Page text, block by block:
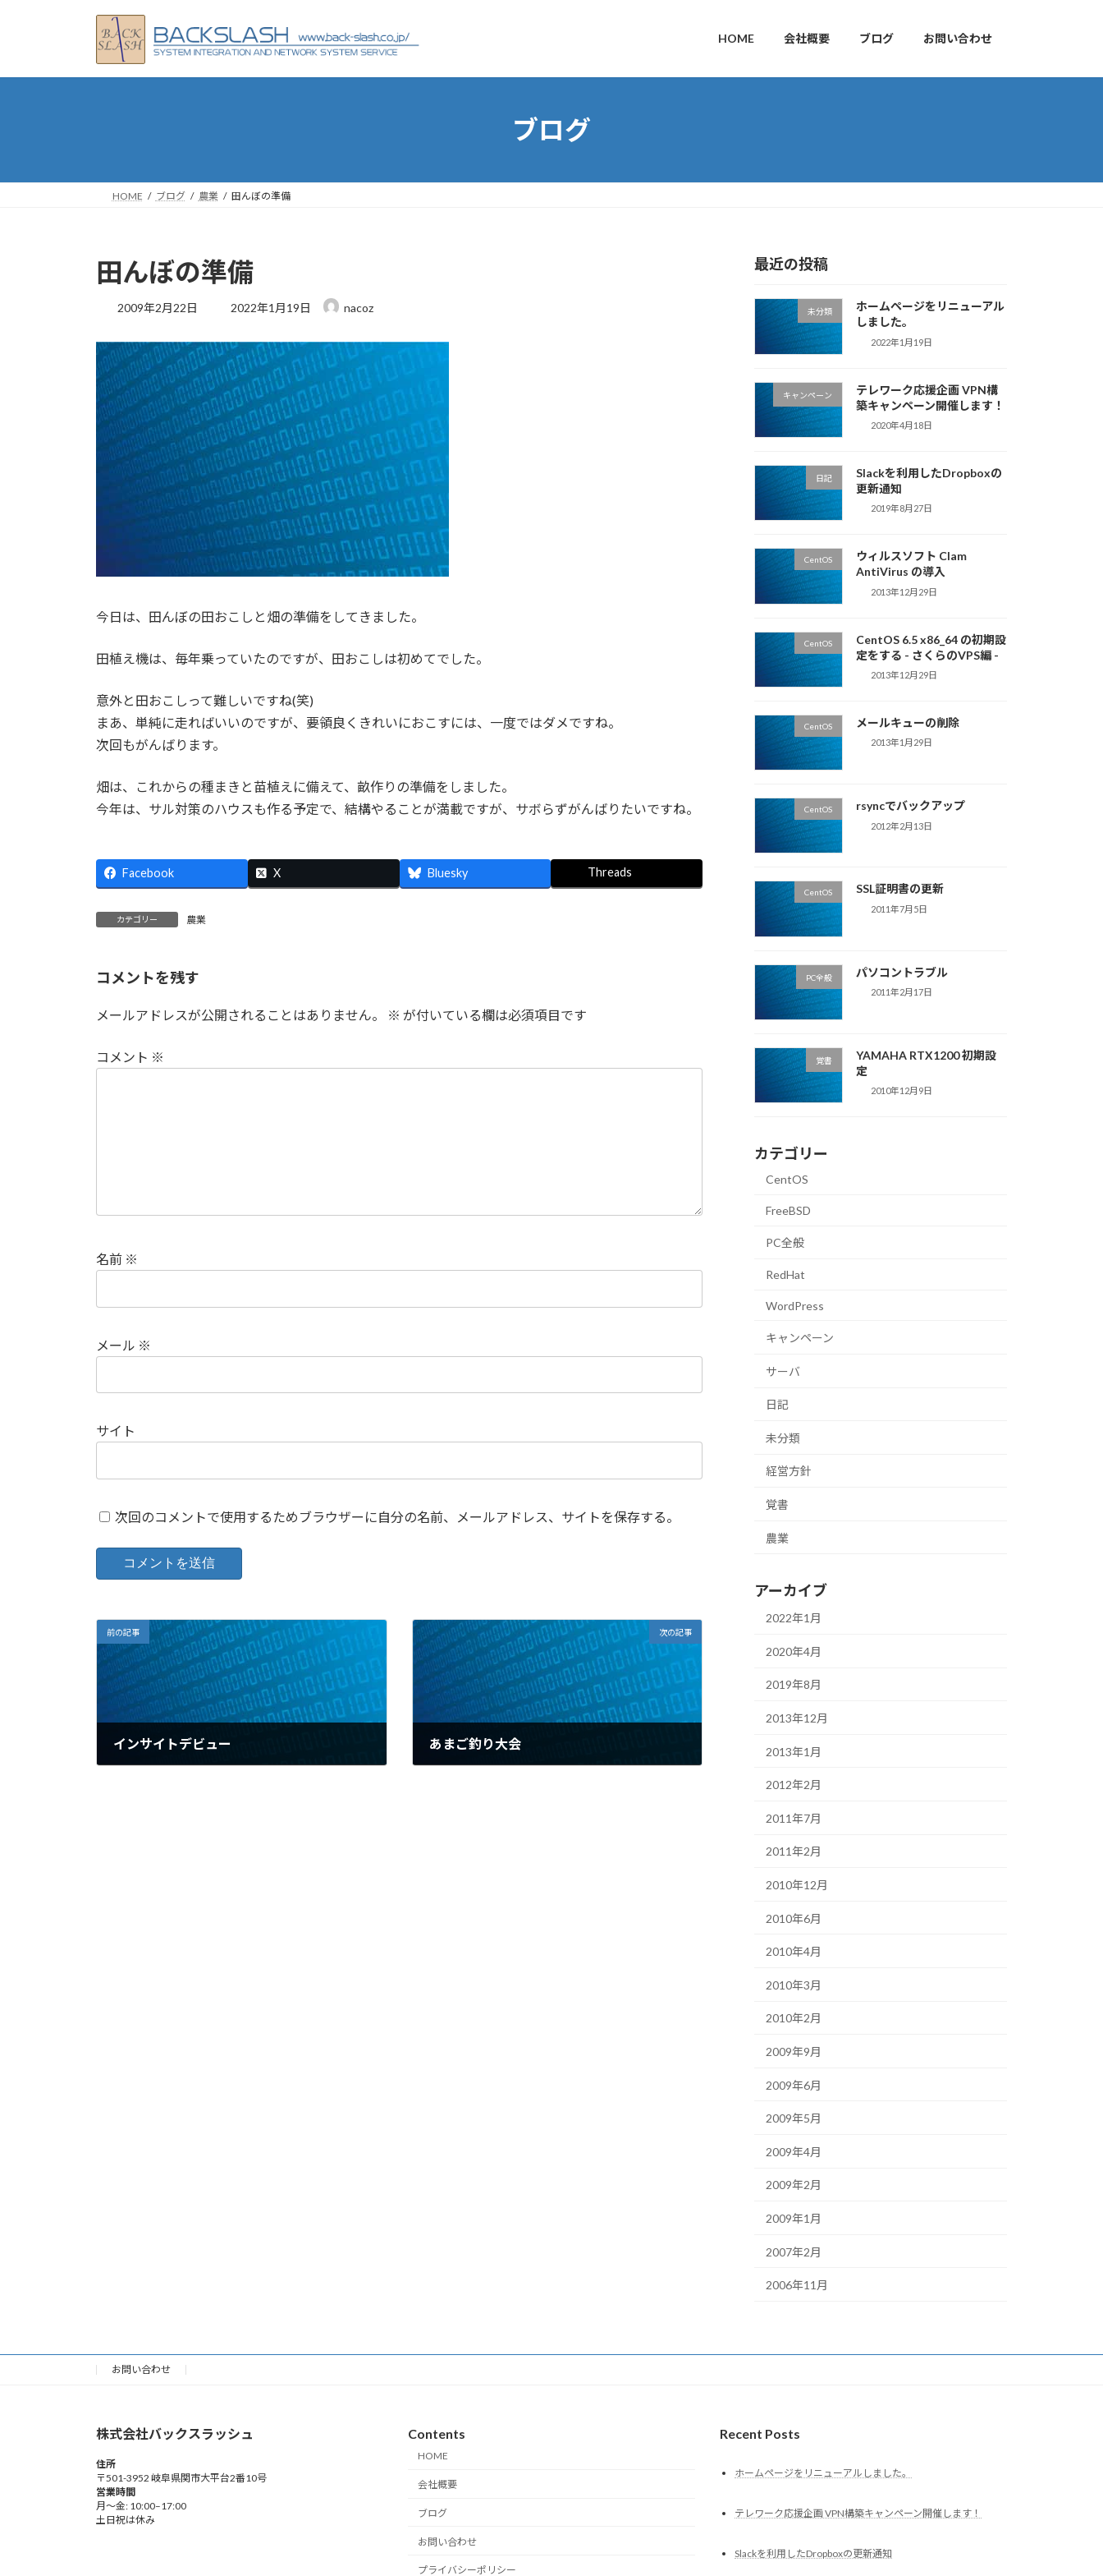
プ
動
HOME 会社概要 ブログ お問い合わせ
ブログ
HOME ブログ 農業 田んぼの準備
田んぼの準備
2009年2月22日
最
新
日
時
:
2022年1月19日 nacoz
今日は、田んぼの田おこしと畑の準備をしてきました。
田植え機は、毎年乗っていたのですが、田おこしは初めてでした。
意外と田おこしって難しいですね(笑)
まあ、単純に走ればいいのですが、要領良くきれいにおこすには、一度ではダメですね。
次回もがんばります。
畑は、これからの種まきと苗植えに備えて、畝作りの準備をしました。
今年は、サル対策のハウスも作る予定で、結構やることが満載ですが、サボらずがんばりたいですね。
Facebook X Bluesky Threads
カテゴリー 農業
コメントを残す
メールアドレスが公開されることはありません。 ※ が付いている欄は必須項目です
コメント ※
名前 ※
メール ※
サイト
次回のコメントで使用するためブラウザーに自分の名前、メールアドレス、サイトを保存する。
前の記事
インサイトデビュー
次の記事
あまご釣り大会
最近の投稿
未分類
ホームページをリニューアル
しました。
2022年1月19日
キャンペーン
テレワーク応援企画 VPN構
築キャンペーン開催します！
2020年4月18日
日記
Slackを利用したDropboxの
更新通知
2019年8月27日
CentOS
ウィルスソフト Clam
AntiVirus の導入
2013年12月29日
CentOS
CentOS 6.5 x86_64 の初期設
定をする - さくらのVPS編 -
2013年12月29日
CentOS メールキューの削除
2013年1月29日
CentOS rsyncでバックアップ
2012年2月13日
CentOS SSL証明書の更新
2011年7月5日
PC全般 パソコントラブル
2011年2月17日
覚書
YAMAHA RTX1200 初期設
定
2010年12月9日
カテゴリー
CentOS
FreeBSD
PC全般
RedHat
WordPress
キャンペーン
サーバ
日記
未分類
経営方針
覚書
農業
アーカイブ
2022年1月
2020年4月
2019年8月
2013年12月
2013年1月
2012年2月
2011年7月
2011年2月
2010年12月
2010年6月
2010年4月
2010年3月
2010年2月
2009年9月
2009年6月
2009年5月
2009年4月
2009年2月
2009年1月
2007年2月
2006年11月
お問い合わせ
株式会社バックスラッシュ
住所
〒501-3952 岐阜県関市大平台2番10号
営業時間
月～金: 10:00–17:00
土日祝は休み
Contents
HOME
会社概要
ブログ
お問い合わせ
プライバシーポリシー
Recent Posts
ホームページをリニューアルしました。
テレワーク応援企画 VPN構築キャンペーン開催します！
Slackを利用したDropboxの更新通知